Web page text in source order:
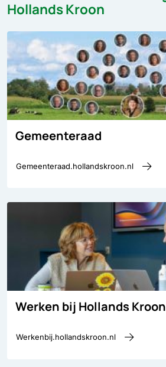
Hollands Kroon
Gemeenteraad
Gemeenteraad.hollandskroon.nl
Werken bij Hollands Kroon
Werkenbij.hollandskroon.nl